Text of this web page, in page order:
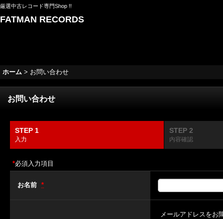
厳選中古レコード専門Shop !!
FATMAN RECORDS
ホーム > お問い合わせ
お問い合わせ
STEP 1
入力
STEP 2
内容確認
*必須入力項目
お名前 *
メールアドレスをお